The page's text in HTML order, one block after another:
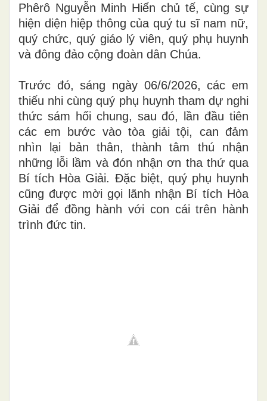
Phêrô Nguyễn Minh Hiển chủ tế, cùng sự
hiện diện hiệp thông của quý tu sĩ nam nữ,
quý chức, quý giáo lý viên, quý phụ huynh
và đông đảo cộng đoàn dân Chúa.
Trước đó, sáng ngày 06/6/2026, các em
thiếu nhi cùng quý phụ huynh tham dự nghi
thức sám hối chung, sau đó, lần đầu tiên
các em bước vào tòa giải tội, can đảm
nhìn lại bản thân, thành tâm thú nhận
những lỗi lầm và đón nhận ơn tha thứ qua
Bí tích Hòa Giải. Đặc biệt, quý phụ huynh
cũng được mời gọi lãnh nhận Bí tích Hòa
Giải để đồng hành với con cái trên hành
trình đức tin.